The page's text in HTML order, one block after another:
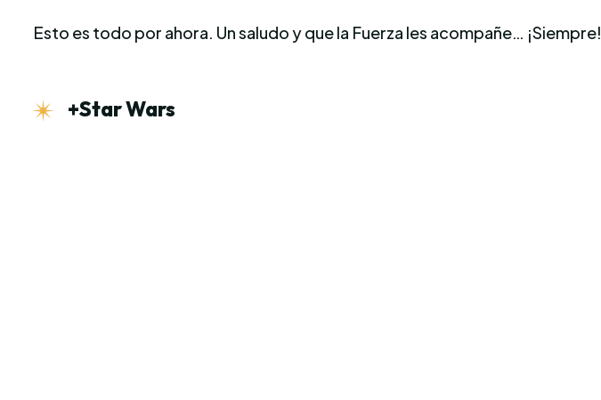
Esto es todo por ahora. Un saludo y que la Fuerza les acompañe… ¡Siempre!
+Star Wars